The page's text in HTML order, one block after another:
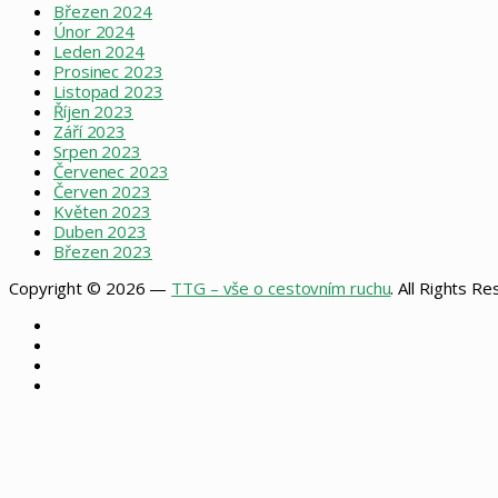
Březen 2024
Únor 2024
Leden 2024
Prosinec 2023
Listopad 2023
Říjen 2023
Září 2023
Srpen 2023
Červenec 2023
Červen 2023
Květen 2023
Duben 2023
Březen 2023
Copyright © 2026 — TTG – vše o cestovním ruchu. All Rights